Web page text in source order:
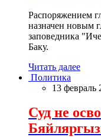
Распоряжением
назначен новым
заповедника
Баку.
Читать далее
Политика
13 февраль
Суд не